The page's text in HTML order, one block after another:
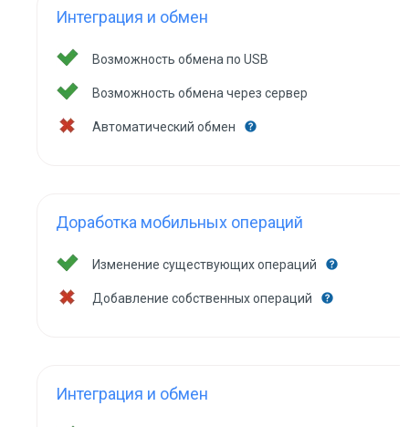
Интеграция и обмен
Возможность обмена по USB
Возможность обмена через сервер
Автоматический обмен
Доработка мобильных операций
Изменение существующих операций
Добавление собственных операций
Интеграция и обмен